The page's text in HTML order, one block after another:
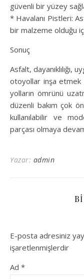
güvenli bir yüzey
* Havalanı Pistleri:
bir malzeme olduğu
Sonuç
Asfalt, dayanıklılığı,
otoyollar inşa etmek
yolların ömrünü
düzenli bakım çok
kullanılabilir ve
parçası olmaya
Yazar: admin
E-posta adresiniz
işaretlenmişlerdir
Ad *